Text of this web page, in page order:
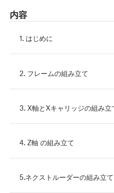
内容
1. はじめに
2. フレームの組み立て
3. X軸とXキャリッジの組み立
4. Z軸 の組み立て
5.ネクストルーダーの組み立て